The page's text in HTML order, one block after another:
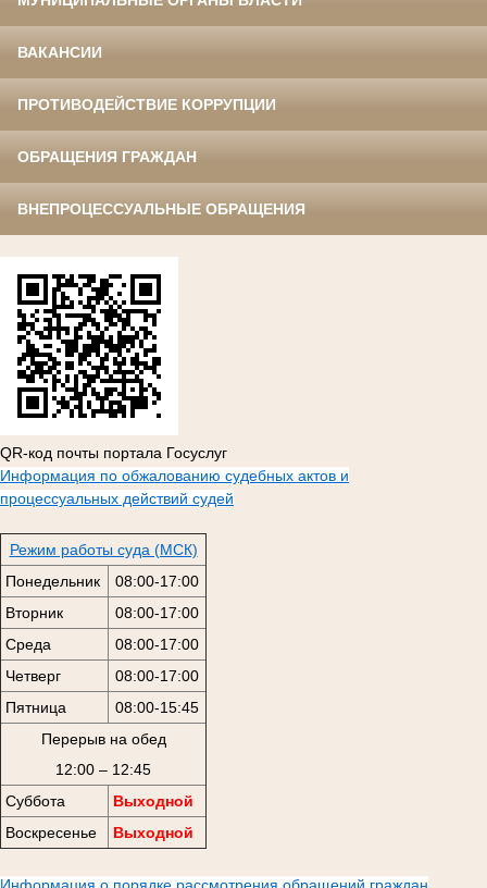
ВАКАНСИИ
ПРОТИВОДЕЙСТВИЕ КОРРУПЦИИ
ОБРАЩЕНИЯ ГРАЖДАН
ВНЕПРОЦЕССУАЛЬНЫЕ ОБРАЩЕНИЯ
QR-код почты портала Госуслуг
Информация по обжалованию судебных актов и
процессуальных действий судей
Режим работы суда (МСК)
Понедельник
08:00-17:00
Вторник
08:00-17:00
Среда
08:00-17:00
Четверг
08:00-17:00
Пятница
08:00-15:45
Перерыв на обед
12:00 – 12:45
Суббота
Выходной
Воскресенье
Выходной